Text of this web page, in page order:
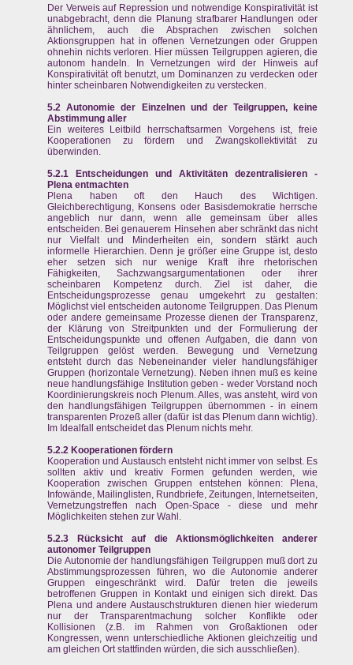
Der Verweis auf Repression und notwendige Konspirativität ist
unabgebracht, denn die Planung strafbarer Handlungen oder
ähnlichem, auch die Absprachen zwischen solchen
Aktionsgruppen hat in offenen Vernetzungen oder Gruppen
ohnehin nichts verloren. Hier müssen Teilgruppen agieren, die
autonom handeln. In Vernetzungen wird der Hinweis auf
Konspirativität oft benutzt, um Dominanzen zu verdecken oder
hinter scheinbaren Notwendigkeiten zu verstecken.
5.2 Autonomie der Einzelnen und der Teilgruppen, keine
Abstimmung aller
Ein weiteres Leitbild herrschaftsarmen Vorgehens ist, freie
Kooperationen zu fördern und Zwangskollektivität zu
überwinden.
5.2.1 Entscheidungen und Aktivitäten dezentralisieren -
Plena entmachten
Plena haben oft den Hauch des Wichtigen.
Gleichberechtigung, Konsens oder Basisdemokratie herrsche
angeblich nur dann, wenn alle gemeinsam über alles
entscheiden. Bei genauerem Hinsehen aber schränkt das nicht
nur Vielfalt und Minderheiten ein, sondern stärkt auch
informelle Hierarchien. Denn je größer eine Gruppe ist, desto
eher setzen sich nur wenige Kraft ihre rhetorischen
Fähigkeiten, Sachzwangsargumentationen oder ihrer
scheinbaren Kompetenz durch. Ziel ist daher, die
Entscheidungsprozesse genau umgekehrt zu gestalten:
Möglichst viel entscheiden autonome Teilgruppen. Das Plenum
oder andere gemeinsame Prozesse dienen der Transparenz,
der Klärung von Streitpunkten und der Formulierung der
Entscheidungspunkte und offenen Aufgaben, die dann von
Teilgruppen gelöst werden. Bewegung und Vernetzung
entsteht durch das Nebeneinander vieler handlungsfähiger
Gruppen (horizontale Vernetzung). Neben ihnen muß es keine
neue handlungsfähige Institution geben - weder Vorstand noch
Koordinierungskreis noch Plenum. Alles, was ansteht, wird von
den handlungsfähigen Teilgruppen übernommen - in einem
transparenten Prozeß aller (dafür ist das Plenum dann wichtig).
Im Idealfall entscheidet das Plenum nichts mehr.
5.2.2 Kooperationen fördern
Kooperation und Austausch entsteht nicht immer von selbst. Es
sollten aktiv und kreativ Formen gefunden werden, wie
Kooperation zwischen Gruppen entstehen können: Plena,
Infowände, Mailinglisten, Rundbriefe, Zeitungen, Internetseiten,
Vernetzungstreffen nach Open-Space - diese und mehr
Möglichkeiten stehen zur Wahl.
5.2.3 Rücksicht auf die Aktionsmöglichkeiten anderer
autonomer Teilgruppen
Die Autonomie der handlungsfähigen Teilgruppen muß dort zu
Abstimmungsprozessen führen, wo die Autonomie anderer
Gruppen eingeschränkt wird. Dafür treten die jeweils
betroffenen Gruppen in Kontakt und einigen sich direkt. Das
Plena und andere Austauschstrukturen dienen hier wiederum
nur der Transparentmachung solcher Konflikte oder
Kollisionen (z.B. im Rahmen von Großaktionen oder
Kongressen, wenn unterschiedliche Aktionen gleichzeitig und
am gleichen Ort stattfinden würden, die sich ausschließen).